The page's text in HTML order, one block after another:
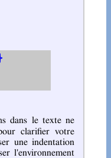
clarifier votre
une indentation
l'environnement